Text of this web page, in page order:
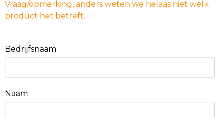
Vraag/opmerking, anders weten we helaas niet welk
product het betreft.
Bedrijfsnaam
Naam